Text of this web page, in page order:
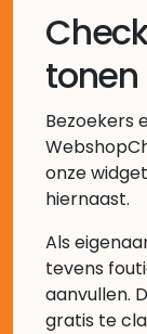
tonen
Bezoekers
onze
hiernaast.
Als
tevens
aanvullen.
gratis te